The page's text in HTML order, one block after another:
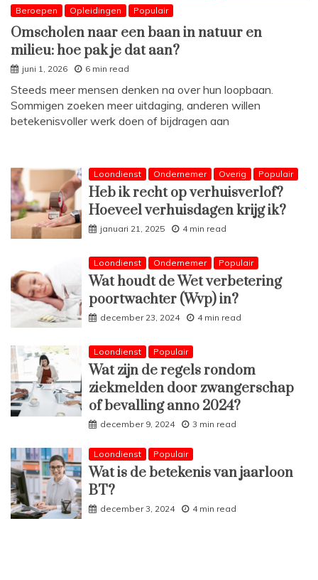
Beroepen Opleidingen Populair
Omscholen naar een baan in natuur en
milieu: hoe pak je dat aan?
juni 1, 2026 6 min read
Steeds meer mensen denken na over hun loopbaan.
Sommigen zoeken meer uitdaging, anderen willen
betekenisvoller werk doen of bijdragen aan
Loondienst Ondernemer Overig Populair
Heb ik recht op verhuisverlof?
Hoeveel verhuisdagen krijg ik?
januari 21, 2025 4 min read
Loondienst Ondernemer Populair
Wat houdt de Wet verbetering
poortwachter (Wvp) in?
december 23, 2024 4 min read
Loondienst Populair
Wat zijn de regels rondom
ziekmelden door zwangerschap
of bevalling anno 2024?
december 9, 2024 3 min read
Loondienst Populair
Wat is de betekenis van jaarloon
BT?
december 3, 2024 4 min read